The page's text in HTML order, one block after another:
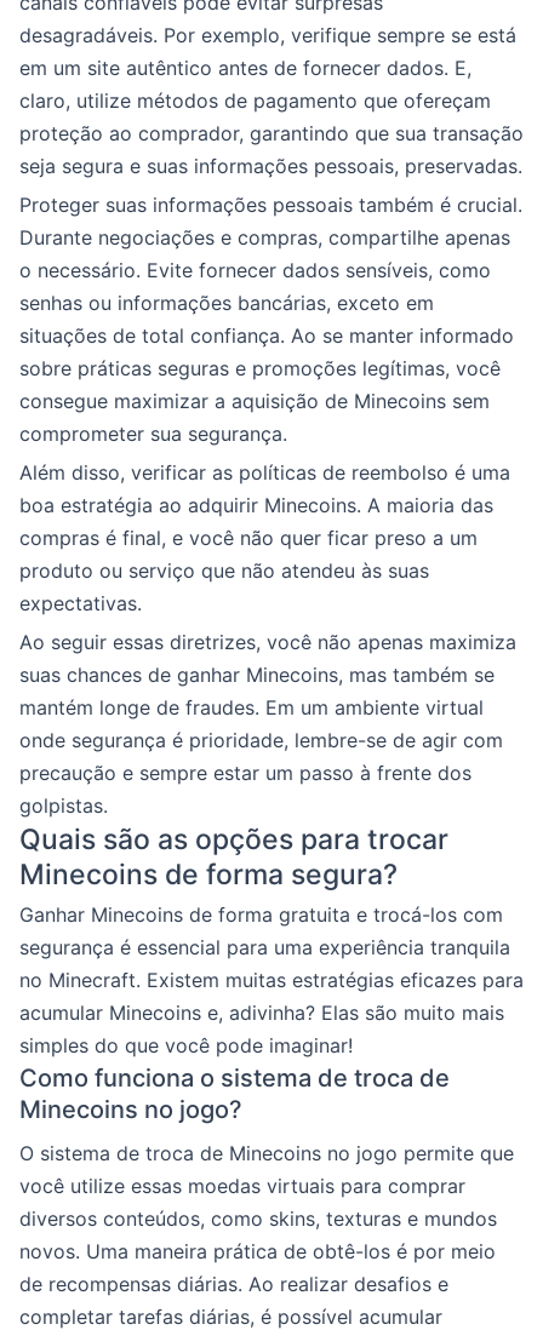
desagradáveis. Por exemplo, verifique sempre se está
em um site autêntico antes de fornecer dados. E,
claro, utilize métodos de pagamento que ofereçam
proteção ao comprador, garantindo que sua transação
seja segura e suas informações pessoais, preservadas.
Proteger suas informações pessoais também é crucial.
Durante negociações e compras, compartilhe apenas
o necessário. Evite fornecer dados sensíveis, como
senhas ou informações bancárias, exceto em
situações de total confiança. Ao se manter informado
sobre práticas seguras e promoções legítimas, você
consegue maximizar a aquisição de Minecoins sem
comprometer sua segurança.
Além disso, verificar as políticas de reembolso é uma
boa estratégia ao adquirir Minecoins. A maioria das
compras é final, e você não quer ficar preso a um
produto ou serviço que não atendeu às suas
expectativas.
Ao seguir essas diretrizes, você não apenas maximiza
suas chances de ganhar Minecoins, mas também se
mantém longe de fraudes. Em um ambiente virtual
onde segurança é prioridade, lembre-se de agir com
precaução e sempre estar um passo à frente dos
golpistas.
Quais são as opções para trocar
Minecoins de forma segura?
Ganhar Minecoins de forma gratuita e trocá-los com
segurança é essencial para uma experiência tranquila
no Minecraft. Existem muitas estratégias eficazes para
acumular Minecoins e, adivinha? Elas são muito mais
simples do que você pode imaginar!
Como funciona o sistema de troca de
Minecoins no jogo?
O sistema de troca de Minecoins no jogo permite que
você utilize essas moedas virtuais para comprar
diversos conteúdos, como skins, texturas e mundos
novos. Uma maneira prática de obtê-los é por meio
de recompensas diárias. Ao realizar desafios e
completar tarefas diárias, é possível acumular